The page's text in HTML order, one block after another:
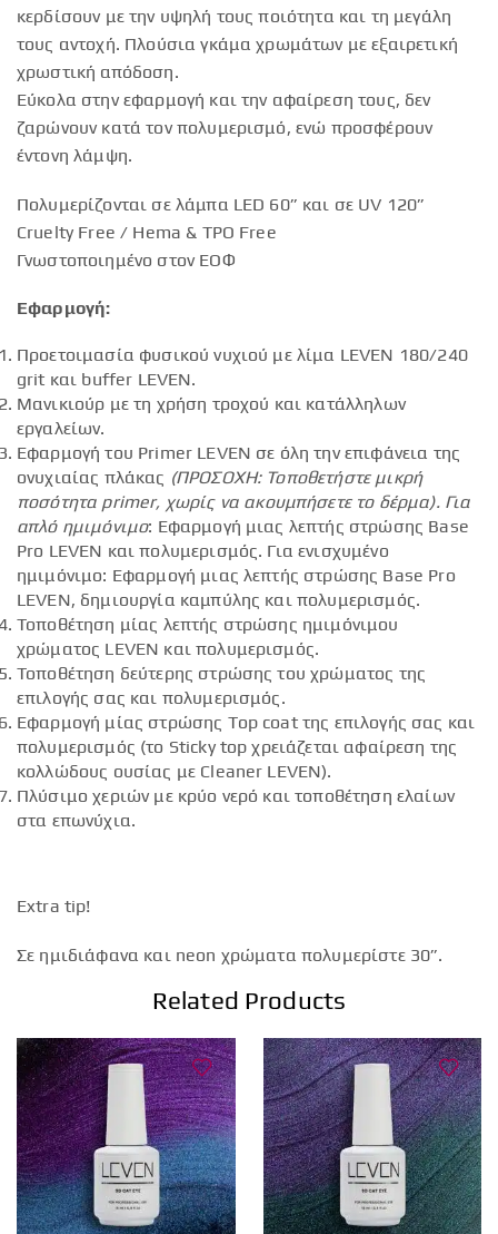
κερδίσουν με την υψηλή τους ποιότητα και τη μεγάλη
τους αντοχή. Πλούσια γκάμα χρωμάτων με εξαιρετική
χρωστική απόδοση.
Εύκολα στην εφαρμογή και την αφαίρεση τους, δεν
ζαρώνουν κατά τον πολυμερισμό, ενώ προσφέρουν
έντονη λάμψη.
Πολυμερίζονται σε λάμπα LED 60” και σε UV 120”
Cruelty Free / Hema & TPO Free
Γνωστοποιημένο στον ΕΟΦ
Εφαρμογή:
Προετοιμασία φυσικού νυχιού με λίμα LEVEN 180/240
grit και buffer LEVEN.
Μανικιούρ με τη χρήση τροχού και κατάλληλων
εργαλείων.
Εφαρμογή του Primer LEVEN σε όλη την επιφάνεια της
ονυχιαίας πλάκας (ΠΡΟΣΟΧΗ: Τοποθετήστε μικρή
ποσότητα primer, χωρίς να ακουμπήσετε το δέρμα).Για
απλό ημιμόνιμο: Εφαρμογή μιας λεπτής στρώσης Base
Pro LEVEN και πολυμερισμός. Για ενισχυμένο
ημιμόνιμο: Εφαρμογή μιας λεπτής στρώσης Base Pro
LEVEN, δημιουργία καμπύλης και πολυμερισμός.
Τοποθέτηση μίας λεπτής στρώσης ημιμόνιμου
χρώματος LEVEN και πολυμερισμός.
Τοποθέτηση δεύτερης στρώσης του χρώματος της
επιλογής σας και πολυμερισμός.
Εφαρμογή μίας στρώσης Top coat της επιλογής σας και
πολυμερισμός (το Sticky top χρειάζεται αφαίρεση της
κολλώδους ουσίας με Cleaner LEVEN).
Πλύσιμο χεριών με κρύο νερό και τοποθέτηση ελαίων
στα επωνύχια.
Extra tip!
Σε ημιδιάφανα και neon χρώματα πολυμερίστε 30”.
Related Products